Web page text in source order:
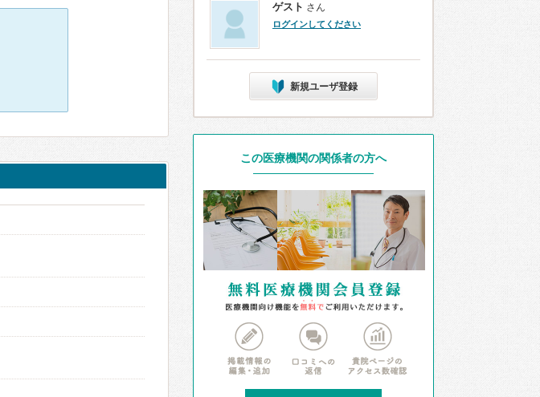
ゲスト さん
ログインしてください
新規ユーザ登録
この医療機関の関係者の方へ